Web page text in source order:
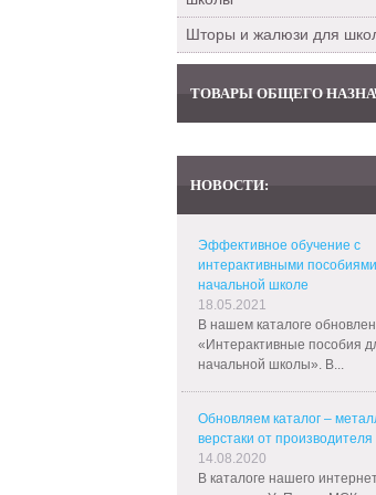
Шторы и жалюзи для
ТОВАРЫ ОБЩЕГО
НОВОСТИ:
Эффективное обучение с
интерактивными
начальной школе
18.05.2021
В нашем каталоге
«Интерактивные пособия
начальной школы». В...
Обновляем каталог –
верстаки от производителя
14.08.2020
В каталоге нашего